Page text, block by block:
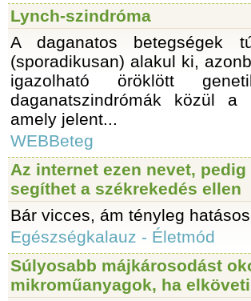
Lynch-szindróma
A daganatos betegségek
(sporadikusan) alakul ki,
igazolható öröklött
daganatszindrómák közül a
amely jelent...
WEBBeteg
Az internet ezen nevet,
segíthet a székrekedés ellen
Bár vicces, ám tényleg
Egészségkalauz - Életmód
Súlyosabb májkárosodást
mikroműanyagok, ha